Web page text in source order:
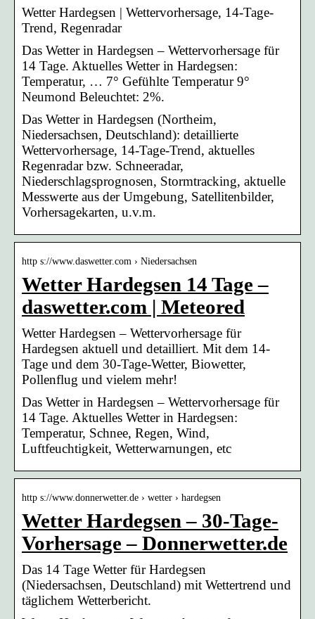
Wetter Hardegsen | Wettervorhersage, 14-Tage-
Trend, Regenradar
Das Wetter in Hardegsen – Wettervorhersage für
14 Tage. Aktuelles Wetter in Hardegsen:
Temperatur, … 7° Gefühlte Temperatur 9°
Neumond Beleuchtet: 2%.
Das Wetter in Hardegsen (Northeim,
Niedersachsen, Deutschland): detaillierte
Wettervorhersage, 14-Tage-Trend, aktuelles
Regenradar bzw. Schneeradar,
Niederschlagsprognosen, Stormtracking, aktuelle
Messwerte aus der Umgebung, Satellitenbilder,
Vorhersagekarten, u.v.m.
http s://www.daswetter.com › Niedersachsen
Wetter Hardegsen 14 Tage –
daswetter.com | Meteored
Wetter Hardegsen – Wettervorhersage für
Hardegsen aktuell und detailliert. Mit dem 14-
Tage und dem 30-Tage-Wetter, Biowetter,
Pollenflug und vielem mehr!
Das Wetter in Hardegsen – Wettervorhersage für
14 Tage. Aktuelles Wetter in Hardegsen:
Temperatur, Schnee, Regen, Wind,
Luftfeuchtigkeit, Wetterwarnungen, etc
http s://www.donnerwetter.de › wetter › hardegsen
Wetter Hardegsen – 30-Tage-
Vorhersage – Donnerwetter.de
Das 14 Tage Wetter für Hardegsen
(Niedersachsen, Deutschland) mit Wettertrend und
täglichem Wetterbericht.